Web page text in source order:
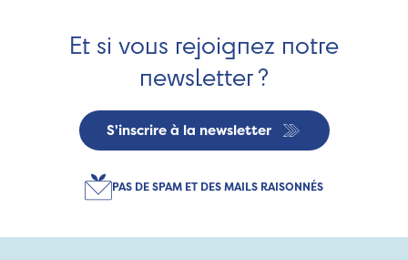
Et si vous rejoignez notre
newsletter ?
S'inscrire à la newsletter
PAS DE SPAM ET DES MAILS RAISONNÉS